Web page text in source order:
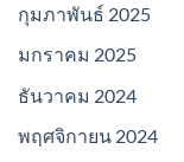
กุมภาพันธ์ 2025
มกราคม 2025
ธันวาคม 2024
พฤศจิกายน 2024